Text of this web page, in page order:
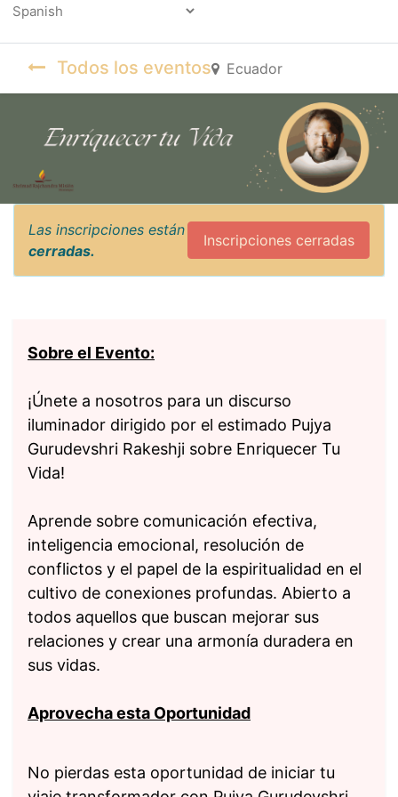
Todos los eventos Ecuador
Las inscripciones están
cerradas.
Inscripciones cerradas
Sobre el Evento:
¡Únete a nosotros para un discurso
iluminador dirigido por el estimado Pujya
Gurudevshri Rakeshji sobre Enriquecer Tu
Vida!
Aprende sobre comunicación efectiva,
inteligencia emocional, resolución de
conflictos y el papel de la espiritualidad en el
cultivo de conexiones profundas. Abierto a
todos aquellos que buscan mejorar sus
relaciones y crear una armonía duradera en
sus vidas.
Aprovecha esta Oportunidad
No pierdas esta oportunidad de iniciar tu